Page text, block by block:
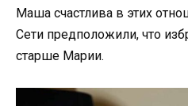
Маша счастлива в этих
Сети предположили, что
старше Марии.